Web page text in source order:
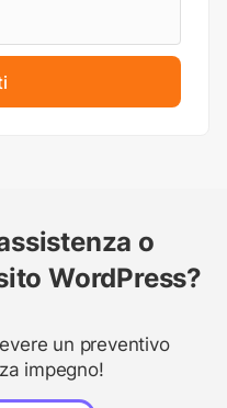
o
WordPress?
un preventivo
impegno!